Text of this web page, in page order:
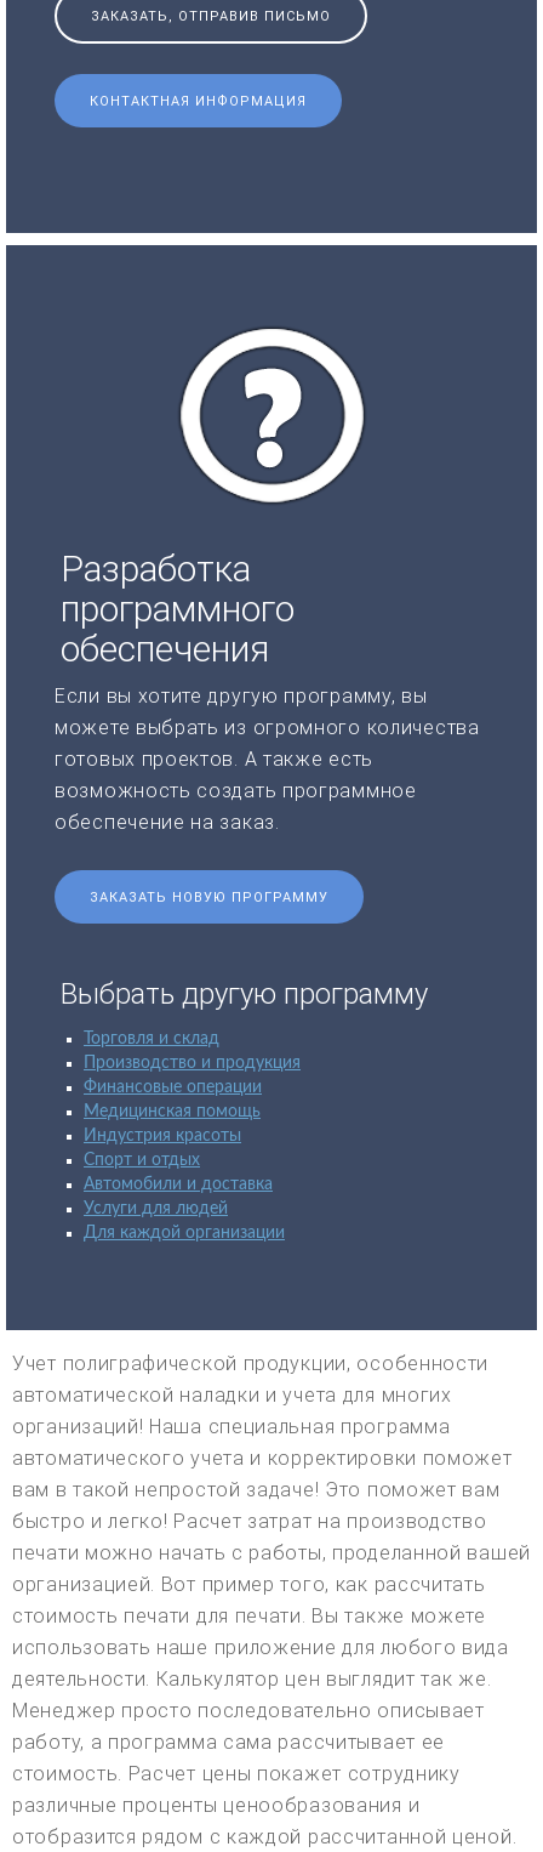
ЗАКАЗАТЬ, ОТПРАВИВ ПИСЬМО
КОНТАКТНАЯ ИНФОРМАЦИЯ
Разработка
программного
обеспечения
Если вы хотите другую программу, вы
можете выбрать из огромного количества
готовых проектов. А также есть
возможность создать программное
обеспечение на заказ.
ЗАКАЗАТЬ НОВУЮ ПРОГРАММУ
Выбрать другую программу
Торговля и склад
Производство и продукция
Финансовые операции
Медицинская помощь
Индустрия красоты
Спорт и отдых
Автомобили и доставка
Услуги для людей
Для каждой организации
Учет полиграфической продукции, особенности
автоматической наладки и учета для многих
организаций! Наша специальная программа
автоматического учета и корректировки поможет
вам в такой непростой задаче! Это поможет вам
быстро и легко! Расчет затрат на производство
печати можно начать с работы, проделанной вашей
организацией. Вот пример того, как рассчитать
стоимость печати для печати. Вы также можете
использовать наше приложение для любого вида
деятельности. Калькулятор цен выглядит так же.
Менеджер просто последовательно описывает
работу, а программа сама рассчитывает ее
стоимость. Расчет цены покажет сотруднику
различные проценты ценообразования и
отобразится рядом с каждой рассчитанной ценой.